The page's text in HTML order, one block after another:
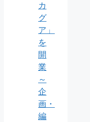
カ
グ
ア」
を
開
業
～
企
画・
編